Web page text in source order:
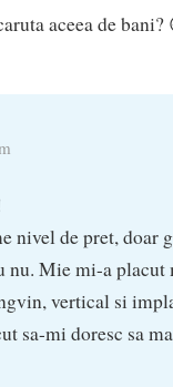
aceea de bani?
nivel de pret, doar
nu. Mie mi-a
vertical si
sa-mi doresc sa